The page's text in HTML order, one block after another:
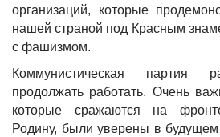
организаций, которые
нашей страной под Красным
с фашизмом.
Коммунистическая партия
продолжать работать. Очень
которые сражаются на
Родину, были уверены в будущем